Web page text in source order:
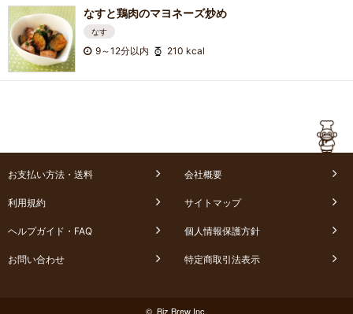
なすと鶏肉のマヨネーズ炒め
なす
9～12分以内 210 kcal
お支払い方法・送料 会社概要
利用規約 サイトマップ
ヘルプガイド・FAQ 個人情報保護方針
お問い合わせ 特定商取引法表示
© Biz Brew Inc.